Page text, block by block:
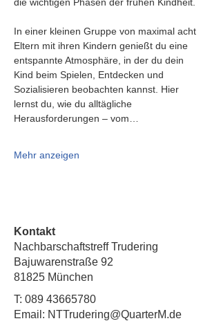
In einer kleinen Gruppe von maximal acht
Eltern mit ihren Kindern genießt du eine
entspannte Atmosphäre, in der du dein
Kind beim Spielen, Entdecken und
Sozialisieren beobachten kannst. Hier
lernst du, wie du alltägliche
Herausforderungen – vom…
Mehr anzeigen
Kontakt
Nachbarschaftstreff Trudering
Bajuwarenstraße 92
81825 München
T: 089 43665780
Email: NTTrudering@QuarterM.de